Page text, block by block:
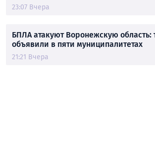
23:07 Вчера
БПЛА атакуют Воронежскую область:
объявили в пяти муниципалитетах
21:21 Вчера